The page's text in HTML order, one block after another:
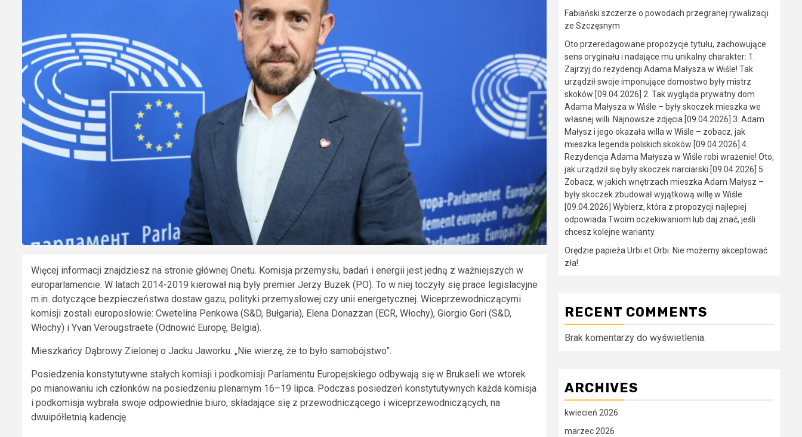
Więcej informacji znajdziesz na stronie głównej Onetu. Komisja przemysłu, badań i energii jest jedną z ważniejszych w
europarlamencie. W latach 2014-2019 kierował nią były premier Jerzy Buzek (PO). To w niej toczyły się prace legislacyjne
m.in. dotyczące bezpieczeństwa dostaw gazu, polityki przemysłowej czy unii energetycznej. Wiceprzewodniczącymi
komisji zostali europosłowie: Cwetelina Penkowa (S&D, Bułgaria), Elena Donazzan (ECR, Włochy), Giorgio Gori (S&D,
Włochy) i Yvan Verougstraete (Odnowić Europę, Belgia).
Mieszkańcy Dąbrowy Zielonej o Jacku Jaworku. „Nie wierzę, że to było samobójstwo”.
Posiedzenia konstytutywne stałych komisji i podkomisji Parlamentu Europejskiego odbywają się w Brukseli we wtorek
po mianowaniu ich członków na posiedzeniu plenarnym 16–19 lipca. Podczas posiedzeń konstytutywnych każda komisja
i podkomisja wybrała swoje odpowiednie biuro, składające się z przewodniczącego i wiceprzewodniczących, na
dwuipółletnią kadencję.
Fabiański szczerze o powodach przegranej rywalizacji
ze Szczęsnym
Oto przeredagowane propozycje tytułu, zachowujące
sens oryginału i nadające mu unikalny charakter: 1.
Zajrzyj do rezydencji Adama Małysza w Wiśle! Tak
urządził swoje imponujące domostwo były mistrz
skoków [09.04.2026] 2. Tak wygląda prywatny dom
Adama Małysza w Wiśle – były skoczek mieszka we
własnej willi. Najnowsze zdjęcia [09.04.2026] 3. Adam
Małysz i jego okazała willa w Wiśle – zobacz, jak
mieszka legenda polskich skoków [09.04.2026] 4.
Rezydencja Adama Małysza w Wiśle robi wrażenie! Oto,
jak urządził się były skoczek narciarski [09.04.2026] 5.
Zobacz, w jakich wnętrzach mieszka Adam Małysz –
były skoczek zbudował wyjątkową willę w Wiśle
[09.04.2026] Wybierz, która z propozycji najlepiej
odpowiada Twoim oczekiwaniom lub daj znać, jeśli
chcesz kolejne warianty.
Orędzie papieża Urbi et Orbi: Nie możemy akceptować
zła!
RECENT COMMENTS
Brak komentarzy do wyświetlenia.
ARCHIVES
kwiecień 2026
marzec 2026